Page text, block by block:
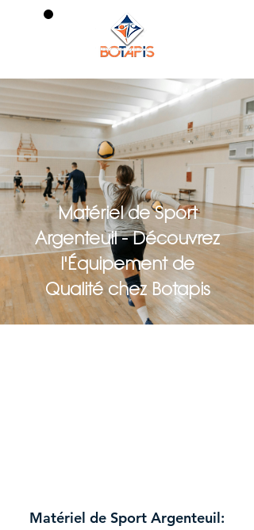
Matériel de Sport
Argenteuil - Découvrez
l'Équipement de
Qualité chez Botapis
Matériel de Sport Argenteuil: